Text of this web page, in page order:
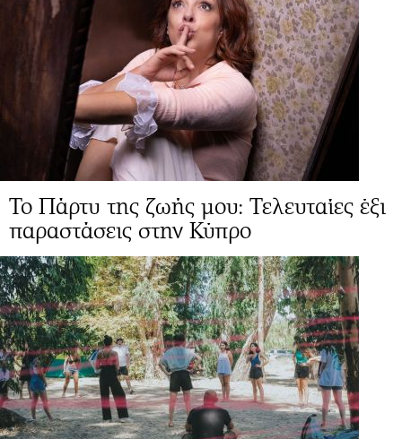
Το Πάρτυ της ζωής μου: Τελευταίες έξι
παραστάσεις στην Κύπρο